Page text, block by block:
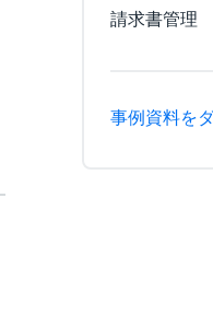
請求書管理
事例資料を